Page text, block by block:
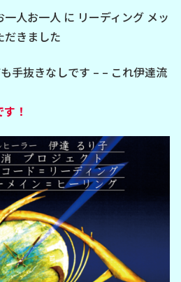
人お一人 に リーディング メッ
だきました
手抜きなしです – – これ伊達流
！